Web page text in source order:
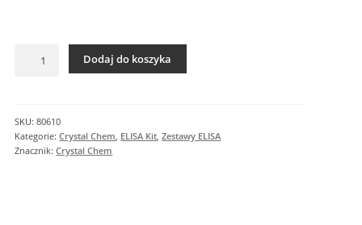
RapidYield
Dodaj do koszyka
SKU:80610
Kategorie:Crystal Chem ELISA Kit ,Zestawy ELISA
Znacznik:Crystal Chem